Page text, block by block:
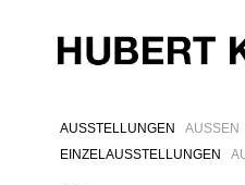
AUSSTELLUNGEN AUSSEN
EINZELAUSSTELLUNGEN